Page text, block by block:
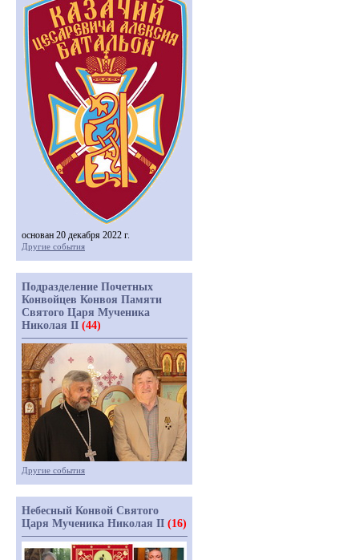
основан 20 декабря 2022 г.
Другие события
Подразделение Почетных
Конвойцев Конвоя Памяти
Святого Царя Мученика
Николая II (44)
Другие события
Небесный Конвой Святого
Царя Мученика Николая II (16)